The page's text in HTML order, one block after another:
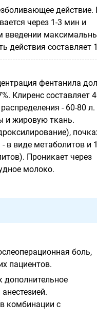
действие.
через 1-3 мин и
введении
действия составляет
фентанила
Клиренс составляет
- 60-80 л.
и жировую ткань.
в виде метаболитов и
Проникает через
молоко.
боль,
пациентов.
дополнительное
комбинации с